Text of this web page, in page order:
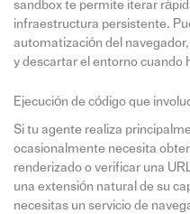
sandbox te permite iterar
infraestructura persistente.
automatización del
y descartar el entorno cuando
Ejecución de código que
Si tu agente realiza
ocasionalmente necesita
renderizado o verificar una
una extensión natural de su
necesitas un servicio de